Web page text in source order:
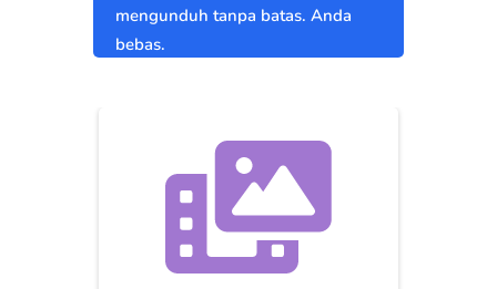
mengunduh tanpa batas. Anda
bebas.